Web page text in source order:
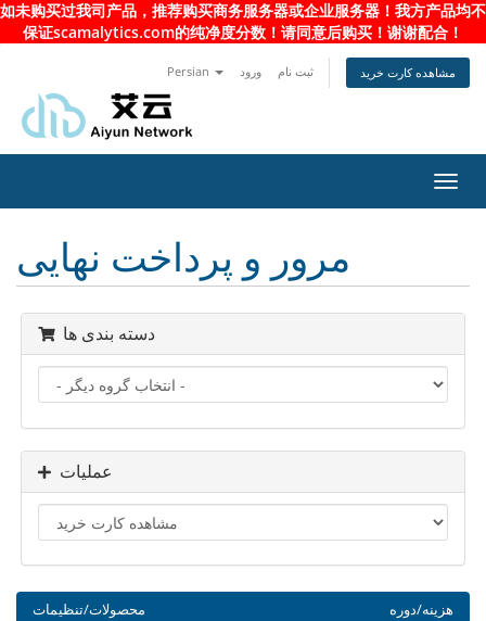
如未购买过我司产品，推荐购买商务服务器或企业服务器！我方产品均不
保证scamalytics.com的纯净度分数！请同意后购买！谢谢配合！
Persian ورود ثبت نام مشاهده کارت خرید
تغییر
مرور و پرداخت نهایی
دسته بندی ها
عملیات
محصولات/تنظیمات هزینه/دوره